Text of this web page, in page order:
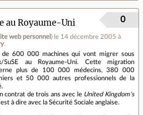
au Royaume-Uni
web personnel ) le 14 décembre 2005 à
.
0
de 600 000 machines qui vont migrer sous
SuSE au Royaume-Uni. Cette migration
plus de 100 000 médecins, 380 000
et 50 000 autres professionnels de la
contrat de trois ans avec le United Kingdom's
à dire avec la Sécurité Sociale anglaise.